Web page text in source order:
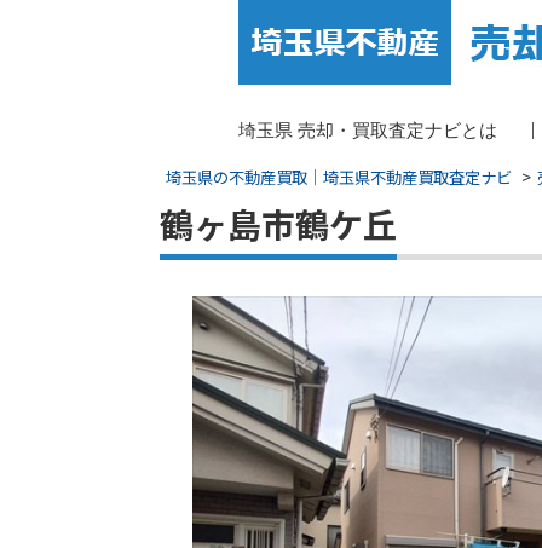
埼玉県 売却・買取査定ナビとは
埼玉県の不動産買取｜埼玉県不動産買取査定ナビ
鶴ヶ島市鶴ケ丘